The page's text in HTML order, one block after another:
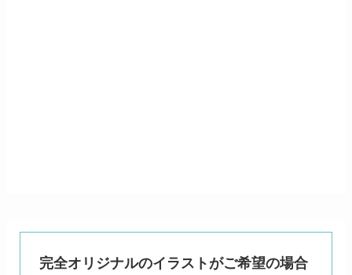
完全オリジナルのイラストがご希望の場合